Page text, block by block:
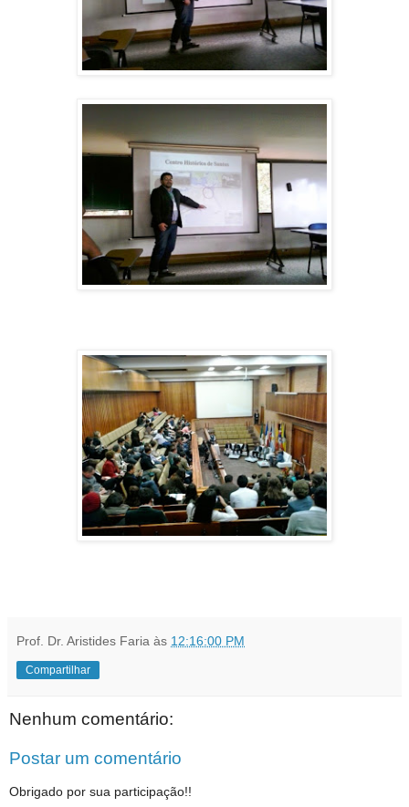
Prof. Dr. Aristides Faria às 12:16:00 PM
Compartilhar
Nenhum comentário:
Postar um comentário
Obrigado por sua participação!!